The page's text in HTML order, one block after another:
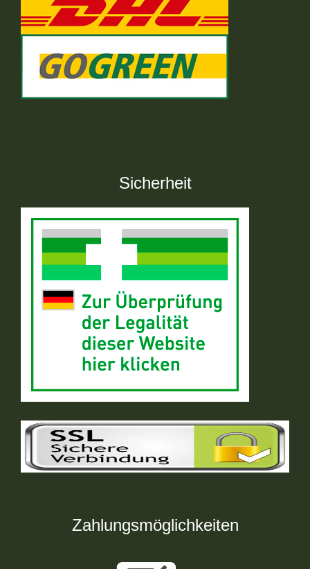
Sicherheit
Zahlungsmöglichkeiten